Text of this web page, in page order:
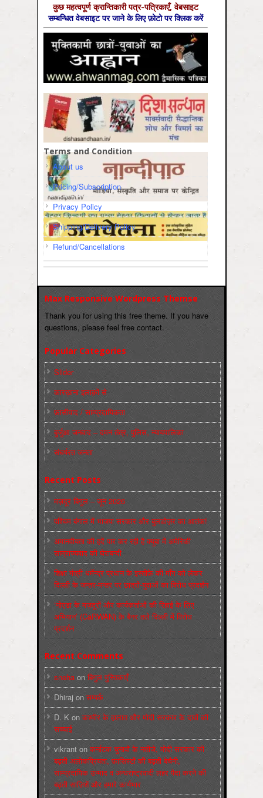
कुछ महत्‍वपूर्ण क्रान्तिकारी पत्र-पत्रिकाएँ, वेबसाइट
सम्‍बन्धित वेबसाइट पर जाने के लिए फ़ोटो पर क्लिक करें
Terms and Condition
About us
Pricing/Subscription
Privacy Policy
Shipping/Delivery Policy
Refund/Cancellations
Max Responsive Wordpress Themse
Thank you for using this free theme. If you have
questions, please feel free contact.
Popular Categories
Slider
कारख़ाना इलाक़ों से
फ़ासीवाद / साम्‍प्रदायिकता
बुर्जुआ जनवाद – दमन तंत्र, पुलिस, न्‍यायपालिका
संघर्षरत जनता
Recent Posts
मज़दूर बिगुल – जून 2026
पश्चिम बंगाल में भाजपा सरकार और बुलडोज़र का आतंक!
अमानवीयता की हदें पार कर रही है क्यूबा में अमेरिकी
साम्राज्यवाद की घेराबन्दी
शिक्षा मंत्री धर्मेन्द्र प्रधान के इस्तीफ़े की माँग को लेकर
दिल्ली के जन्तर-मन्तर पर छात्रों-युवाओं का विरोध प्रदर्शन
‘नोएडा के मज़दूरों और कार्यकर्ताओं की रिहाई के लिए
अभियान’ (CaRWAN) के बैनर तले दिल्ली में विरोध
प्रदर्शन
Recent Comments
sneha on बिगुल पुस्तिकाएँ
Dhiraj on सम्पर्क
D. K on कश्मीर के हालात और मोदी सरकार के दावों की
सच्चाई
vikrant onकर्नाटक चुनावों के नतीजे, मोदी सरकार की
बढ़ती अलोकप्रियता, फ़ासिस्टों की बढ़ती बेचैनी,
साम्प्रदायिक उन्माद व अन्धराष्ट्रवादी लहर पैदा करने की
बढ़ती साज़िशें और हमारे कार्यभार